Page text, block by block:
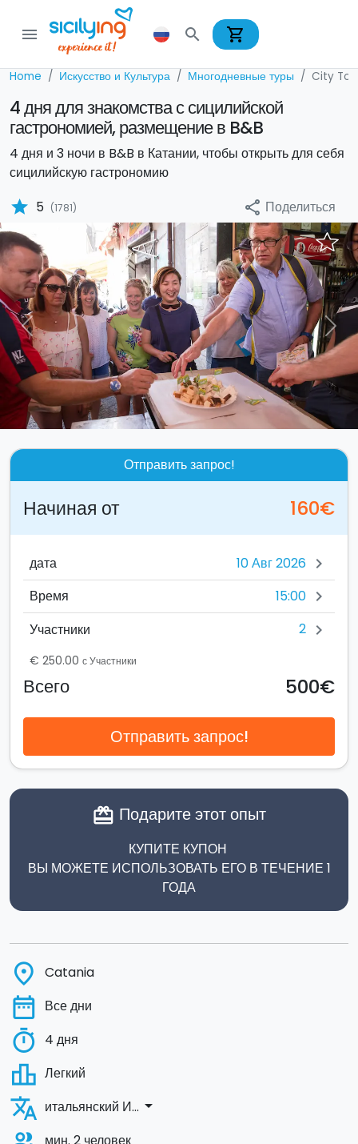
menu search shopping_cart
Home Искусство и Культура Многодневные туры City
4 дня для знакомства с сицилийской
гастрономией, размещение в B&B
4 дня и 3 ночи в B&B в Катании, чтобы открыть для себя
сицилийскую гастрономию
star 5 (1781) share Поделиться
Previous Next
Отправить запрос!
Начиная от 160€
дата chevron_right
Время 15:00 chevron_right
Участники 2 chevron_right
€ 250.00 с Участники
Всего 500€
Отправить запрос!
card_giftcard Подарите этот опыт
КУПИТЕ КУПОН
ВЫ МОЖЕТЕ ИСПОЛЬЗОВАТЬ ЕГО В ТЕЧЕНИЕ 1
ГОДА
place Catania
date_range Все дни
timer 4 дня
leaderboard Легкий
translate итальянский И... arrow_drop_down
мин. 2 человек